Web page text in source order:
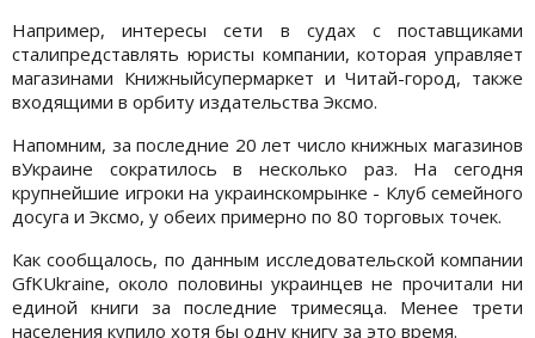
Например, интересы сети в судах с поставщиками
сталипредставлять юристы компании, которая управляет
магазинами Книжныйсупермаркет и Читай-город, также
входящими в орбиту издательства Эксмо.
Напомним, за последние 20 лет число книжных магазинов
вУкраине сократилось в несколько раз. На сегодня
крупнейшие игроки на украинскомрынке - Клуб семейного
досуга и Эксмо, у обеих примерно по 80 торговых точек.
Как сообщалось, по данным исследовательской компании
GfKUkraine, около половины украинцев не прочитали ни
единой книги за последние тримесяца. Менее трети
населения купило хотя бы одну книгу за это время.